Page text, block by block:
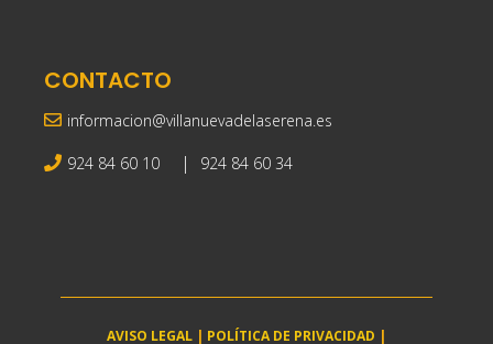
CONTACTO
informacion@villanuevadelaserena.es
924 84 60 10 | 924 84 60 34
AVISO LEGAL | POLÍTICA DE PRIVACIDAD |